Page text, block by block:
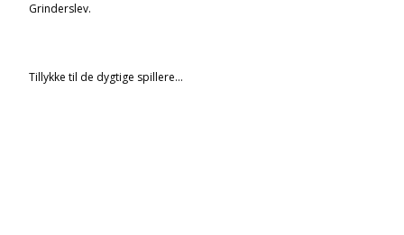
Grinderslev.
Tillykke til de dygtige spillere…